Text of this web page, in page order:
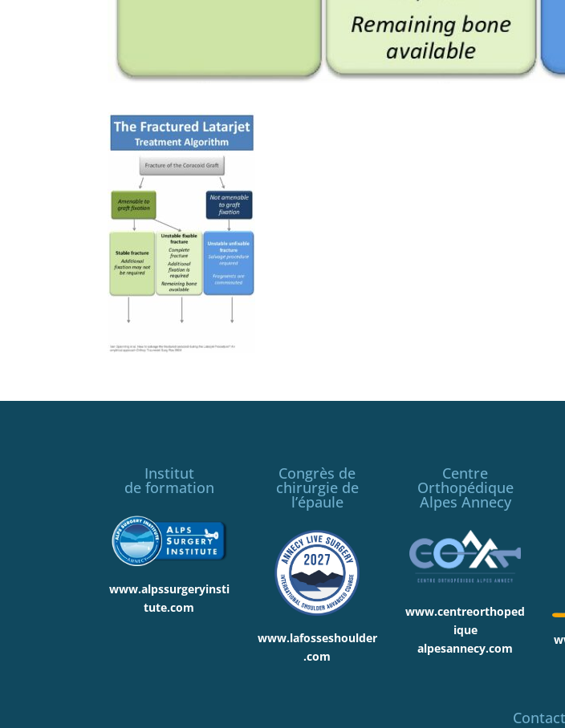
Institut
de formation
www.alpssurgeryinsti
tute.com
Congrès de
chirurgie de
l’épaule
www.lafosseshoulder
.com
Centre
Orthopédique
Alpes Annecy
www.centreorthoped
ique
alpesannecy.com
Contact